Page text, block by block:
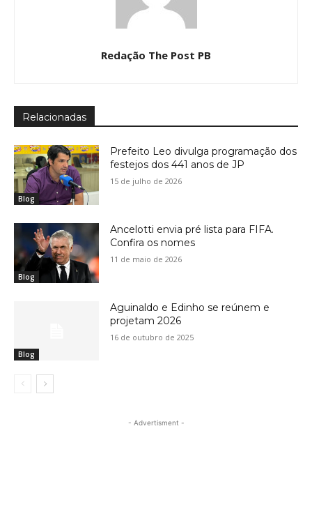
Redação The Post PB
Relacionadas
Blog
Prefeito Leo divulga programação dos
festejos dos 441 anos de JP
15 de julho de 2026
Blog
Ancelotti envia pré lista para FIFA.
Confira os nomes
11 de maio de 2026
Blog
Aguinaldo e Edinho se reúnem e
projetam 2026
16 de outubro de 2025
- Advertisment -